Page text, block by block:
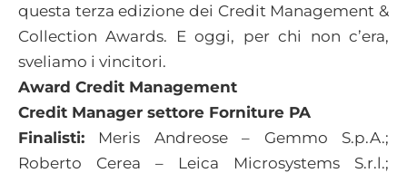
questa terza edizione dei Credit Management &
Collection Awards. E oggi, per chi non c’era,
sveliamo i vincitori.
Award Credit Management
Credit Manager settore Forniture PA
Finalisti: Meris Andreose – Gemmo S.p.A.;
Roberto Cerea – Leica Microsystems S.r.l.;